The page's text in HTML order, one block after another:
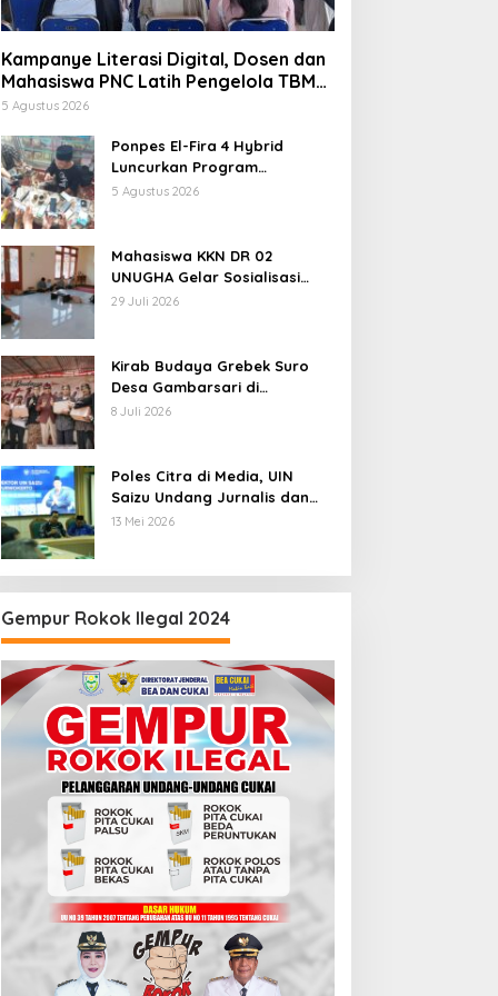
Kampanye Literasi Digital, Dosen dan
Mahasiswa PNC Latih Pengelola TBM
Pojok Pustaka Majenang Produksi
5 Agustus 2026
Ponpes El-Fira 4 Hybrid
Luncurkan Program
JunioSmart, Wujudkan
5 Agustus 2026
Mahasiswa KKN DR 02
UNUGHA Gelar Sosialisasi
Edukasi Bahaya Narkoba dan
Cilacap
29 Juli 2026
Kirab Budaya Grebek Suro
Desa Gambarsari di
Purbalingga Banjir Apresiasi
8 Juli 2026
Poles Citra di Media, UIN
Saizu Undang Jurnalis dan
Pegiat Medsos
13 Mei 2026
Gempur Rokok Ilegal 2024